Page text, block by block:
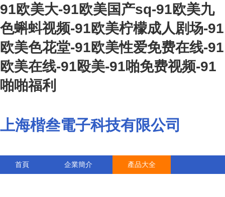
91欧美大-91欧美国产sq-91欧美九
色蝌蚪视频-91欧美柠檬成人剧场-91
欧美色花堂-91欧美性爱免费在线-91
欧美在线-91殴美-91啪免费视频-91
啪啪福利
上海楷叁電子科技有限公司
首頁 企業簡介 產品大全